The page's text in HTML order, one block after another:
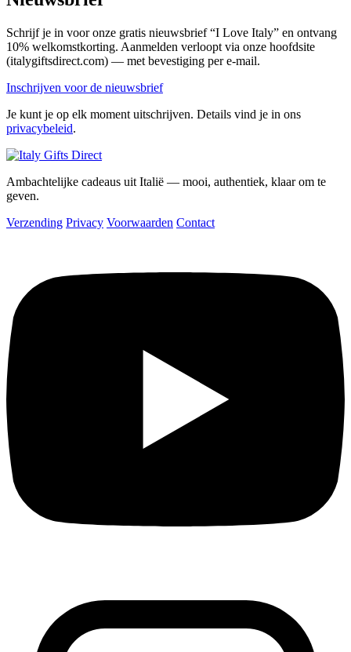
Schrijf je in voor onze gratis nieuwsbrief “I Love Italy” en ontvang
10% welkomstkorting. Aanmelden verloopt via onze hoofdsite
(italygiftsdirect.com) — met bevestiging per e-mail.
Inschrijven voor de nieuwsbrief
Je kunt je op elk moment uitschrijven. Details vind je in ons
privacybeleid.
Ambachtelijke cadeaus uit Italië — mooi, authentiek, klaar om te
geven.
Verzending Privacy Voorwaarden Contact